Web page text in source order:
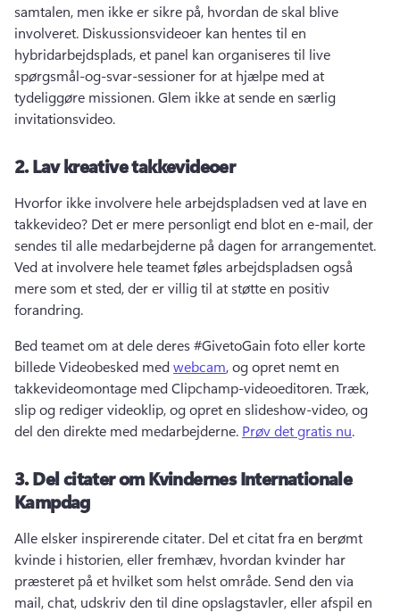
samtalen, men ikke er sikre på, hvordan de skal blive
involveret. Diskussionsvideoer kan hentes til en
hybridarbejdsplads, et panel kan organiseres til live
spørgsmål-og-svar-sessioner for at hjælpe med at
tydeliggøre missionen. Glem ikke at sende en særlig
invitationsvideo.
2.Lav kreative takkevideoer
Hvorfor ikke involvere hele arbejdspladsen ved at lave en
takkevideo? Det er mere personligt end blot en e-mail, der
Ved at involvere hele teamet føles arbejdspladsen også
mere som et sted, der er villig til at støtte en positiv
forandring.
Bed teamet om at dele deres #GivetoGain foto eller korte
billede Videobesked med webcam, og opret nemt en
takkevideomontage med Clipchamp-videoeditoren. Træk,
slip og rediger videoklip, og opret en slideshow-video, og
del den direkte med medarbejderne. Prøv det gratis nu.
3.Del citater om Kvindernes Internationale
Kampdag
Alle elsker inspirerende citater. Del et citat fra en berømt
kvinde i historien, eller fremhæv, hvordan kvinder har
præsteret på et hvilket som helst område. Send den via
mail, chat, udskriv den til dine opslagstavler, eller afspil en